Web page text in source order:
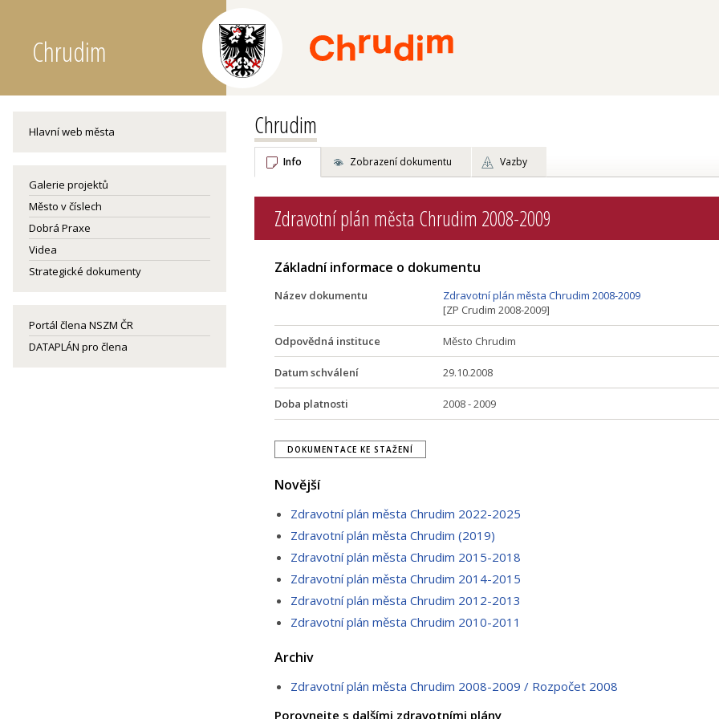
Chrudim
Hlavní web města
Galerie projektů
Město v číslech
Dobrá Praxe
Videa
Strategické dokumenty
Portál člena NSZM ČR
DATAPLÁN pro člena
Chrudim
Info Zobrazení dokumentu Vazby
Zdravotní plán města Chrudim 2008-2009
Základní informace o dokumentu
Název dokumentu
Zdravotní plán města Chrudim 2008-2009
[ZP Crudim 2008-2009]
Odpovědná instituce Město Chrudim
Datum schválení 29.10.2008
Doba platnosti 2008 - 2009
DOKUMENTACE KE STAŽENÍ
Novější
Zdravotní plán města Chrudim 2022-2025
Zdravotní plán města Chrudim (2019)
Zdravotní plán města Chrudim 2015-2018
Zdravotní plán města Chrudim 2014-2015
Zdravotní plán města Chrudim 2012-2013
Zdravotní plán města Chrudim 2010-2011
Archiv
Zdravotní plán města Chrudim 2008-2009 / Rozpočet 2008
Porovnejte s dalšími zdravotními plány